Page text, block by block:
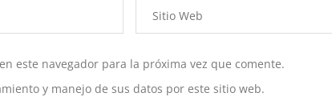
este navegador para la próxima vez que comente.
y manejo de sus datos por este sitio web.